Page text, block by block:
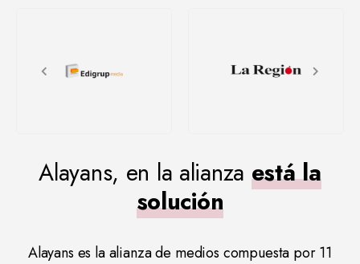
Alayans, en la alianza está la
solución
Alayans es la alianza de medios compuesta por 11